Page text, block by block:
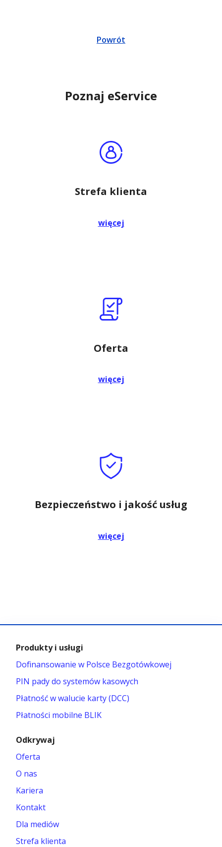
Powrót
Poznaj eService
Strefa klienta
więcej
Oferta
więcej
Bezpieczeństwo i jakość usług
więcej
Produkty i usługi
Dofinansowanie w Polsce Bezgotówkowej
PIN pady do systemów kasowych
Płatność w walucie karty (DCC)
Płatności mobilne BLIK
Odkrywaj
Oferta
O nas
Kariera
Kontakt
Dla mediów
Strefa klienta